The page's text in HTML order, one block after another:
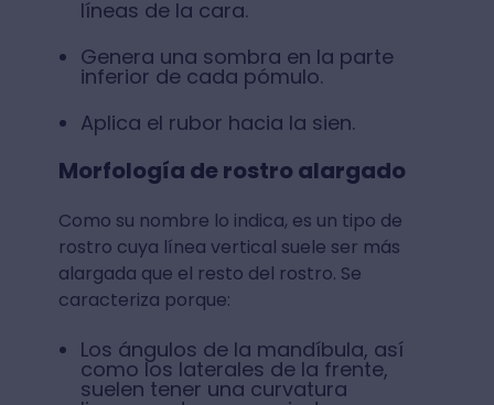
líneas de la cara.
Genera una sombra en la parte
inferior de cada pómulo.
Aplica el rubor hacia la sien.
Morfología de rostro alargado
Como su nombre lo indica, es un tipo de
rostro cuya línea vertical suele ser más
alargada que el resto del rostro. Se
caracteriza porque:
Los ángulos de la mandíbula, así
como los laterales de la frente,
suelen tener una curvatura